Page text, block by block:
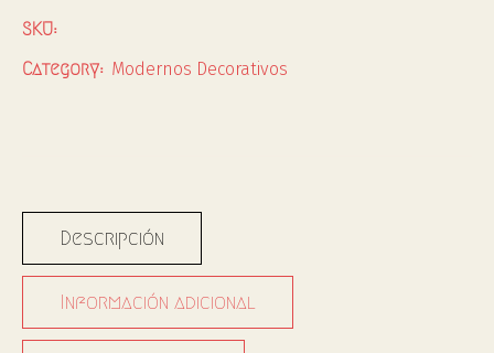
SKU:
Category: Modernos Decorativos
Descripción
Información adicional